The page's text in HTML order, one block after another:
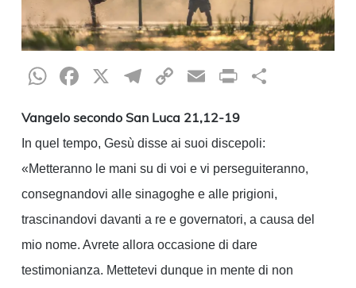
WhatsApp
Facebook
X Telegram
CopyEmailPrint
Vangelo secondo San Luca 21,12-19
In quel tempo, Gesù disse ai suoi discepoli:
«Metteranno le mani su di voi e vi perseguiteranno,
consegnandovi alle sinagoghe e alle prigioni,
trascinandovi davanti a re e governatori, a causa del
mio nome. Avrete allora occasione di dare
testimonianza. Mettetevi dunque in mente di non